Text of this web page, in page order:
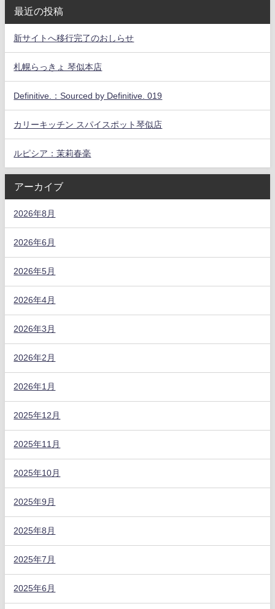
最近の投稿
新サイトへ移行完了のおしらせ
札幌らっきょ 琴似本店
Definitive.：Sourced by Definitive. 019
カリーキッチン スパイスポット琴似店
ルピシア：茉莉春毫
アーカイブ
2026年8月
2026年6月
2026年5月
2026年4月
2026年3月
2026年2月
2026年1月
2025年12月
2025年11月
2025年10月
2025年9月
2025年8月
2025年7月
2025年6月